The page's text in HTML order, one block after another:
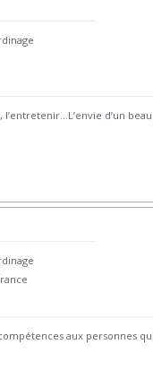
d’un
aux personnes